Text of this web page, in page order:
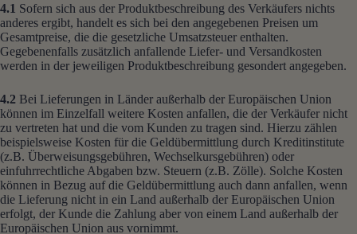
4.1 Sofern sich aus der Produktbeschreibung des Verkäufers nichts
anderes ergibt, handelt es sich bei den angegebenen Preisen um
Gesamtpreise, die die gesetzliche Umsatzsteuer enthalten.
Gegebenenfalls zusätzlich anfallende Liefer- und Versandkosten
werden in der jeweiligen Produktbeschreibung gesondert angegeben.
4.2 Bei Lieferungen in Länder außerhalb der Europäischen Union
können im Einzelfall weitere Kosten anfallen, die der Verkäufer nicht
zu vertreten hat und die vom Kunden zu tragen sind. Hierzu zählen
beispielsweise Kosten für die Geldübermittlung durch Kreditinstitute
(z.B. Überweisungsgebühren, Wechselkursgebühren) oder
einfuhrrechtliche Abgaben bzw. Steuern (z.B. Zölle). Solche Kosten
können in Bezug auf die Geldübermittlung auch dann anfallen, wenn
die Lieferung nicht in ein Land außerhalb der Europäischen Union
erfolgt, der Kunde die Zahlung aber von einem Land außerhalb der
Europäischen Union aus vornimmt.